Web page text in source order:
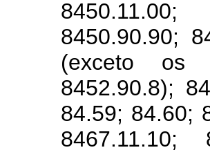
8450.90.90;
(exceto os
8452.90.8);
84.59; 84.60;
8467.11.10;